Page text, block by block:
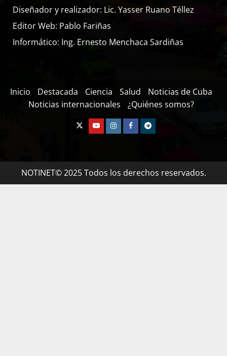
Diseñador y realizador: Lic. Yasser Ruano Téllez
Editor Web: Pablo Fariñas
Informático: Ing. Ernesto Menchaca Sardiñas
Inicio Destacada Ciencia Salud
Noticias de Cuba
Noticias internacionales
¿Quiénes somos?
NOTINET© 2025 Todos los derechos reservados.